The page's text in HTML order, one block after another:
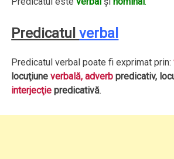
Predicatulverbal
Predicatul verbal poate fi exprimat prin:
locuţiuneverbală, adverb predicativ,
interjecţie predicativă.